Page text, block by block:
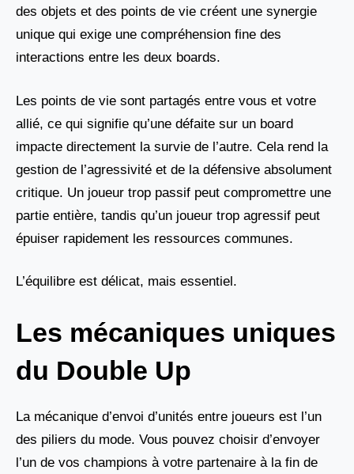
des objets et des points de vie créent une synergie
unique qui exige une compréhension fine des
interactions entre les deux boards.
Les points de vie sont partagés entre vous et votre
allié, ce qui signifie qu’une défaite sur un board
impacte directement la survie de l’autre. Cela rend la
gestion de l’agressivité et de la défensive absolument
critique. Un joueur trop passif peut compromettre une
partie entière, tandis qu’un joueur trop agressif peut
épuiser rapidement les ressources communes.
L’équilibre est délicat, mais essentiel.
Les mécaniques uniques
du Double Up
La mécanique d’envoi d’unités entre joueurs est l’un
des piliers du mode. Vous pouvez choisir d’envoyer
l’un de vos champions à votre partenaire à la fin de